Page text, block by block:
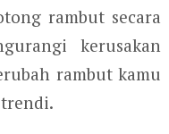
rambut secara
kerusakan
rambut kamu